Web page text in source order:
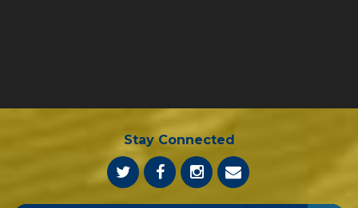
Stay Connected